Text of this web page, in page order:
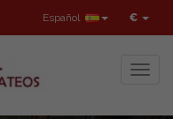
€
Español